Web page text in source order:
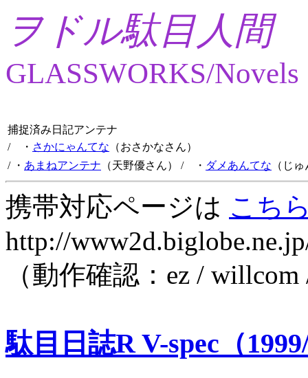
ヲドル駄目人間
GLASSWORKS/Novels
捕捉済み日記アンテナ
/ ・ さかにゃんてな （おさかなさん）
/ ・ あまねアンテナ （天野優さん） / ・ ダメあんてな （じ
携帯対応ページは こち
http://
（動作確認：ez /
駄目日誌R V-spec（